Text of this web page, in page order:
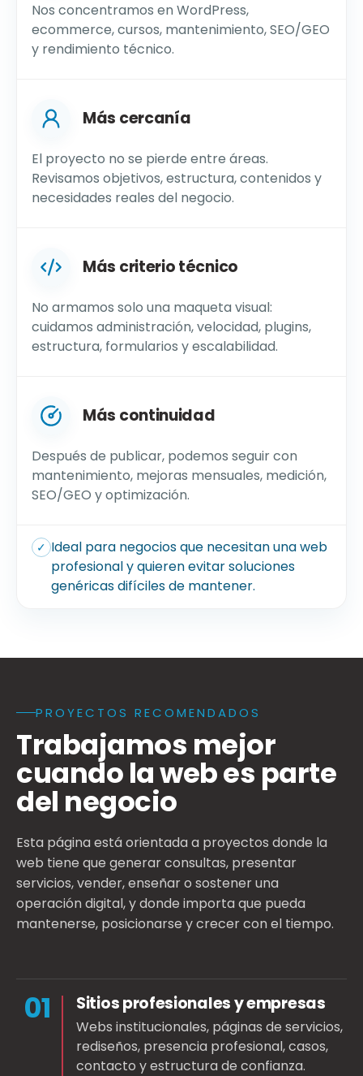
Nos concentramos en WordPress,
ecommerce, cursos, mantenimiento, SEO/GEO
y rendimiento técnico.
Más cercanía
El proyecto no se pierde entre áreas.
Revisamos objetivos, estructura, contenidos y
necesidades reales del negocio.
Más criterio técnico
No armamos solo una maqueta visual:
cuidamos administración, velocidad, plugins,
estructura, formularios y escalabilidad.
Más continuidad
Después de publicar, podemos seguir con
mantenimiento, mejoras mensuales, medición,
SEO/GEO y optimización.
✓ Ideal para negocios que necesitan una web
profesional y quieren evitar soluciones
genéricas difíciles de mantener.
Qué proyectos toma una agencia de diseño web
PROYECTOS RECOMENDADOS
Trabajamos mejor
cuando la web es parte
del negocio
Esta página está orientada a proyectos donde la
web tiene que generar consultas, presentar
servicios, vender, enseñar o sostener una
operación digital, y donde importa que pueda
mantenerse, posicionarse y crecer con el tiempo.
01 Sitios profesionales y empresas
Webs institucionales, páginas de servicios,
rediseños, presencia profesional, casos,
contacto y estructura de confianza.